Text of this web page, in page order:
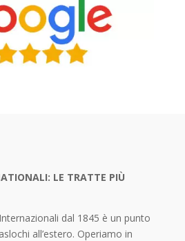
LE TRATTE PIÙ
dal 1845 è un punto
all’estero. Operiamo in